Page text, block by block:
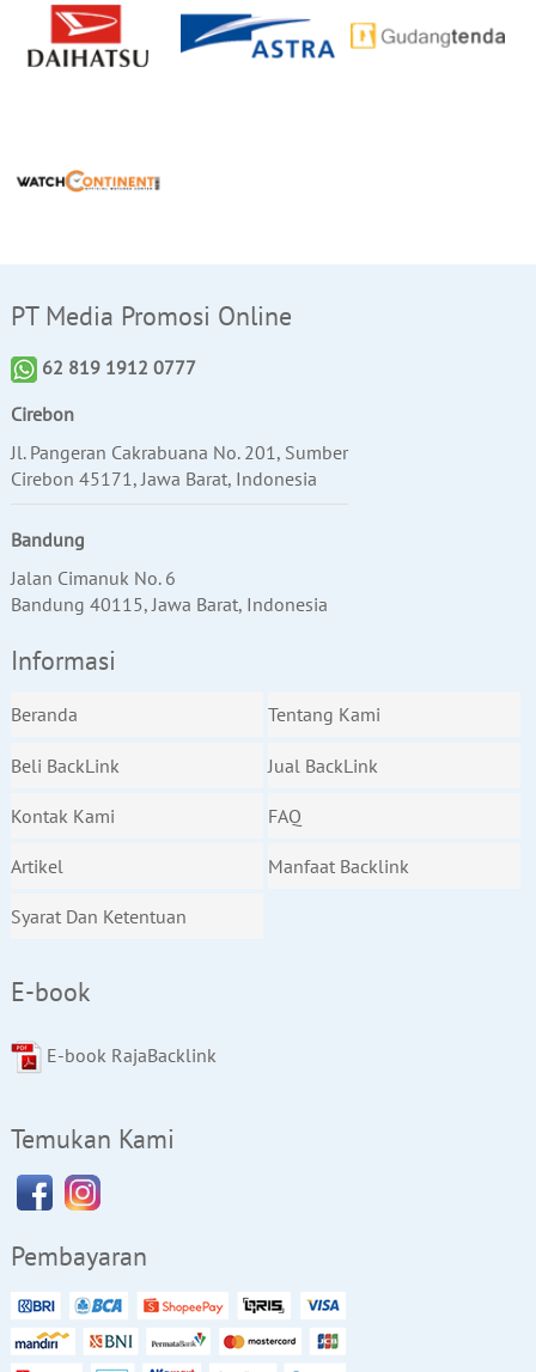
PT Media Promosi Online
62 819 1912 0777
Cirebon
Jl. Pangeran Cakrabuana No. 201, Sumber
Cirebon 45171, Jawa Barat, Indonesia
Bandung
Jalan Cimanuk No. 6
Bandung 40115, Jawa Barat, Indonesia
Informasi
Beranda Tentang Kami
Beli BackLink Jual BackLink
Kontak Kami FAQ
Artikel Manfaat Backlink
Syarat Dan Ketentuan
E-book
E-book RajaBacklink
Temukan Kami
Pembayaran